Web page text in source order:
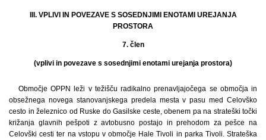
III. VPLIVI IN POVEZAVE S SOSEDNJIMI ENOTAMI UREJANJA
PROSTORA
7. člen
(vplivi in povezave s sosednjimi enotami urejanja prostora)
Območje OPPN leži v težišču radikalno prenavljajočega se območja in
obsežnega novega stanovanjskega predela mesta v pasu med Celovško
cesto in železnico od Ruske do Gasilske ceste, obenem pa na strateški točki
križanja glavnih pešpoti z avtobusno postajo in prehodom za pešce na
Celovški cesti ter na vstopu v območje Hale Tivoli in parka Tivoli. Strateška